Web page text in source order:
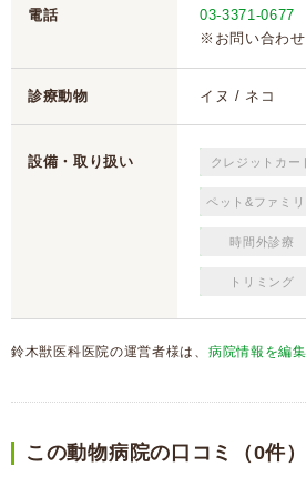
電話
03-3371-0677
※お問い合わ
診療動物 イヌ / ネコ
設備・取り扱い クレジットカー
ペット&ファミ
時間外診療
トリミング
鈴木獣医科医院の運営者様は、 病院情報を編集
この動物病院の口コミ（0件）